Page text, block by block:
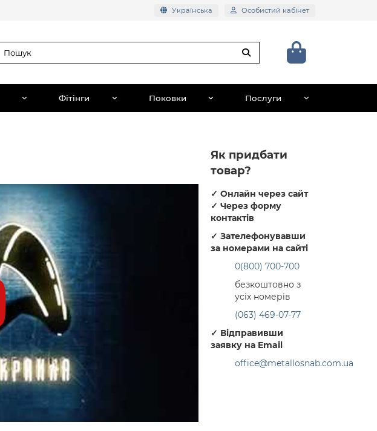
Українська Особистий кабінет
Фітінги Поковки Послуги
Як придбати
товар?
✓ Онлайн через сайт
✓ Через форму
контактів
✓ Зателефонувавши
за номерами на сайті
0(800) 700-700
безкоштовно з
усіх номерів
(063) 469-07-77
✓ Відправивши
заявку на Email
office@metallosnab.com.ua